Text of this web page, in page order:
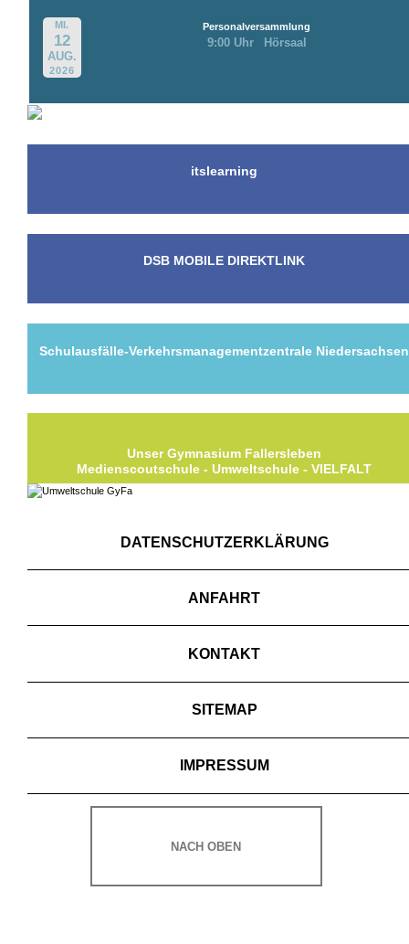
MI.
12
AUG.
2026
Personalversammlung
9:00 Uhr Hörsaal
itslearning
DSB MOBILE DIREKTLINK
Schulausfälle-Verkehrsmanagementzentrale Niedersachsen
Unser Gymnasium Fallersleben
Medienscoutschule - Umweltschule - VIELFALT
DATENSCHUTZERKLÄRUNG
ANFAHRT
KONTAKT
SITEMAP
IMPRESSUM
NACH OBEN